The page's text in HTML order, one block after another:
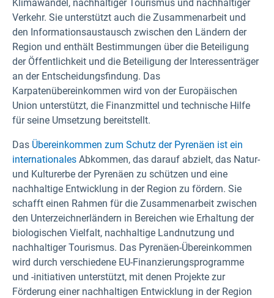
Klimawandel, nachhaltiger Tourismus und nachhaltiger
Verkehr. Sie unterstützt auch die Zusammenarbeit und
den Informationsaustausch zwischen den Ländern der
Region und enthält Bestimmungen über die Beteiligung
der Öffentlichkeit und die Beteiligung der Interessenträger
an der Entscheidungsfindung. Das
Karpatenübereinkommen wird von der Europäischen
Union unterstützt, die Finanzmittel und technische Hilfe
für seine Umsetzung bereitstellt.
Das Übereinkommen zum Schutz der Pyrenäen ist ein
internationales Abkommen, das darauf abzielt, das Natur-
und Kulturerbe der Pyrenäen zu schützen und eine
nachhaltige Entwicklung in der Region zu fördern. Sie
schafft einen Rahmen für die Zusammenarbeit zwischen
den Unterzeichnerländern in Bereichen wie Erhaltung der
biologischen Vielfalt, nachhaltige Landnutzung und
nachhaltiger Tourismus. Das Pyrenäen-Übereinkommen
wird durch verschiedene EU-Finanzierungsprogramme
und -initiativen unterstützt, mit denen Projekte zur
Förderung einer nachhaltigen Entwicklung in der Region